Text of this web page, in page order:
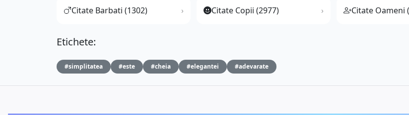
Citate Barbati (1302) Citate Copii (2977) Citate Oameni
Etichete:
#simplitatea #este #cheia #elegantei #adevarate